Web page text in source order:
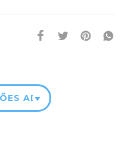
ADICIONAIS